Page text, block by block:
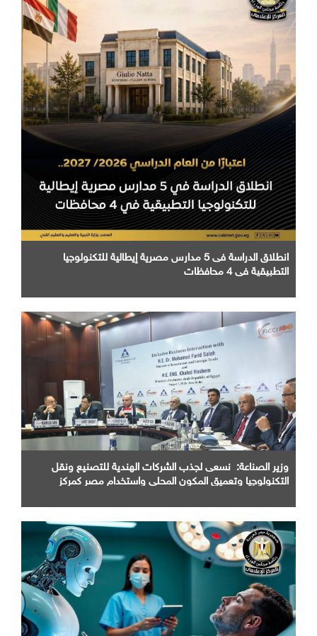
انطلاق الدراسة فى 5 مدارس مصرية إيطالية للتكنولوجيا
التطبيقية في 4 محافظات
وزير الصناعة: نسعى لجذب الشركات الهندية للتصنيع ونقل
التكنولوجيا وتعميق المكون المحلي واستخدام مصر كمركز